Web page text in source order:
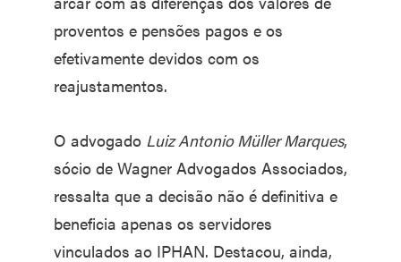
proventos e pensões pagos e os
efetivamente devidos com os
reajustamentos.
O advogado Luiz Antonio Müller Marques,
sócio de Wagner Advogados Associados,
ressalta que a decisão não é definitiva e
beneficia apenas os servidores
vinculados ao IPHAN. Destacou, ainda,